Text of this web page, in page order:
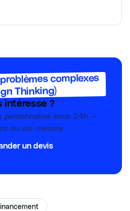
complexes
Thinking)
intéresse ?
personnalisé sous 24h —
ou sur-mesure.
un devis